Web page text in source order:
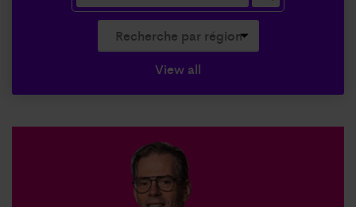
View all